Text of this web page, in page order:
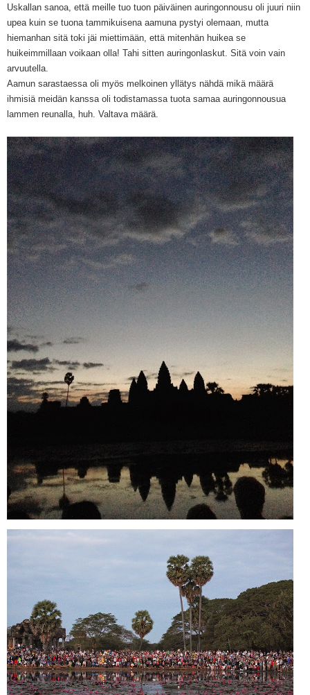
Uskallan sanoa, että meille tuo tuon päiväinen auringonnousu oli juuri niin
upea kuin se tuona tammikuisena aamuna pystyi olemaan, mutta
hiemanhan sitä toki jäi miettimään, että mitenhän huikea se
huikeimmillaan voikaan olla! Tahi sitten auringonlaskut. Sitä voin vain
arvuutella.
Aamun sarastaessa oli myös melkoinen yllätys nähdä mikä määrä
ihmisiä meidän kanssa oli todistamassa tuota samaa auringonnousua
lammen reunalla, huh. Valtava määrä.